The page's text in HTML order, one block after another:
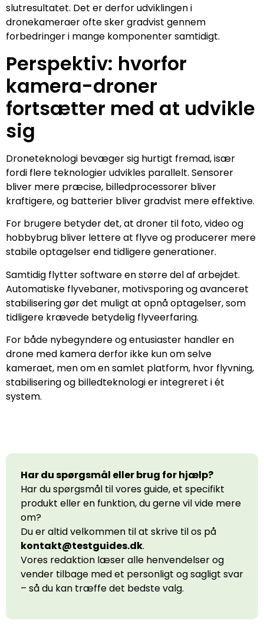
slutresultatet. Det er derfor udviklingen i
dronekameraer ofte sker gradvist gennem
forbedringer i mange komponenter samtidigt.
Perspektiv: hvorfor
kamera-droner
fortsætter med at udvikle
sig
Droneteknologi bevæger sig hurtigt fremad, især
fordi flere teknologier udvikles parallelt. Sensorer
bliver mere præcise, billedprocessorer bliver
kraftigere, og batterier bliver gradvist mere effektive.
For brugere betyder det, at droner til foto, video og
hobbybrug bliver lettere at flyve og producerer mere
stabile optagelser end tidligere generationer.
Samtidig flytter software en større del af arbejdet.
Automatiske flyvebaner, motivsporing og avanceret
stabilisering gør det muligt at opnå optagelser, som
tidligere krævede betydelig flyveerfaring.
For både nybegyndere og entusiaster handler en
drone med kamera derfor ikke kun om selve
kameraet, men om en samlet platform, hvor flyvning,
stabilisering og billedteknologi er integreret i ét
system.
Har du spørgsmål eller brug for hjælp?
Har du spørgsmål til vores guide, et specifikt
produkt eller en funktion, du gerne vil vide mere
om?
Du er altid velkommen til at skrive til os på
kontakt@testguides.dk.
Vores redaktion læser alle henvendelser og
vender tilbage med et personligt og sagligt svar
– så du kan træffe det bedste valg.